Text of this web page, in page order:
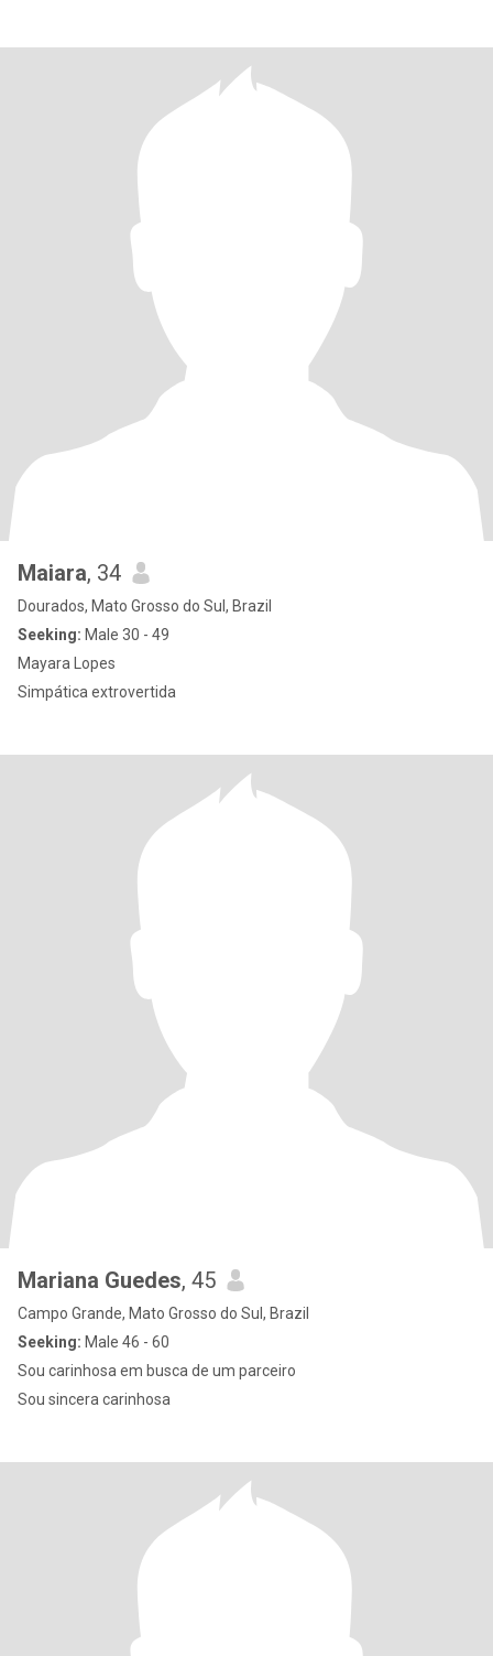
Maiara, 34
Dourados, Mato Grosso do Sul, Brazil
Seeking: Male 30 - 49
Mayara Lopes
Simpática extrovertida
Mariana Guedes, 45
Campo Grande, Mato Grosso do Sul, Brazil
Seeking: Male 46 - 60
Sou carinhosa em busca de um parceiro
Sou sincera carinhosa